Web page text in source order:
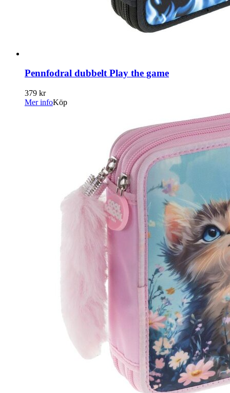
Pennfodral dubbelt Play the game
379 kr
Mer infoKöp